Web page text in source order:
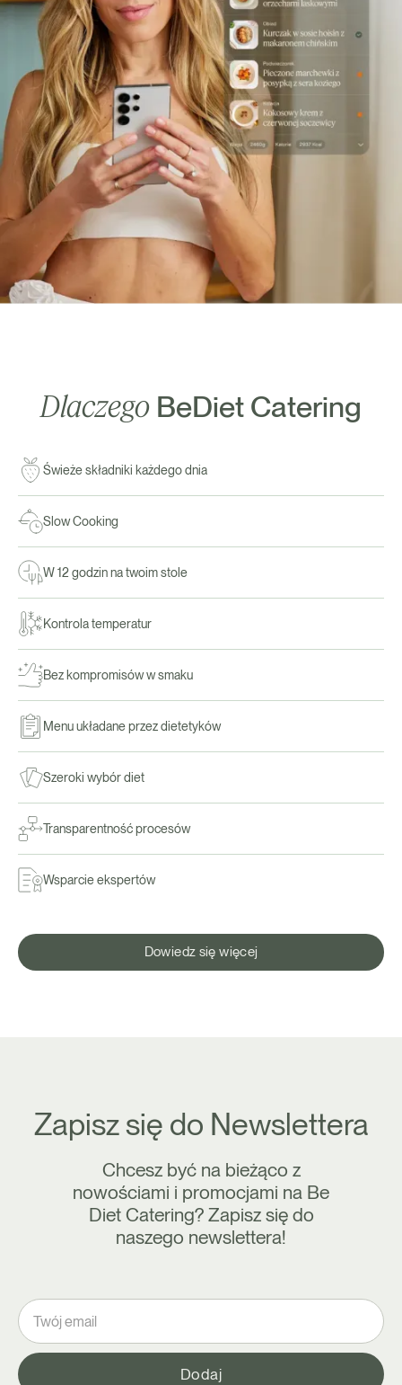
Dlaczego BeDiet Catering
Świeże składniki każdego dnia
Slow Cooking
W 12 godzin na twoim stole
Kontrola temperatur
Bez kompromisów w smaku
Menu układane przez dietetyków
Szeroki wybór diet
Transparentność procesów
Wsparcie ekspertów
Dowiedz się więcej
Zapisz się do Newslettera
Chcesz być na bieżąco z
nowościami i promocjami na Be
Diet Catering? Zapisz się do
naszego newslettera!